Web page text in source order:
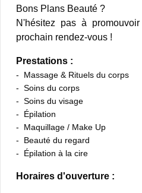
Bons Plans Beauté ?
N'hésitez pas à
prochain rendez-vous !
Prestations :
Massage & Rituels du corps
Soins du corps
Soins du visage
Épilation
Maquillage / Make Up
Beauté du regard
Épilation à la cire
Horaires d'ouverture :